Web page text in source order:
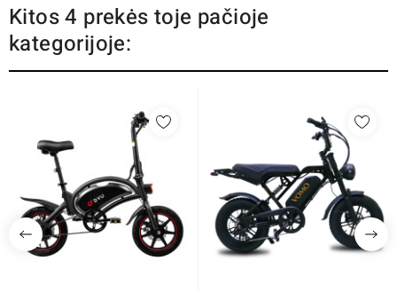
Kitos 4 prekės toje pačioje
kategorijoje: